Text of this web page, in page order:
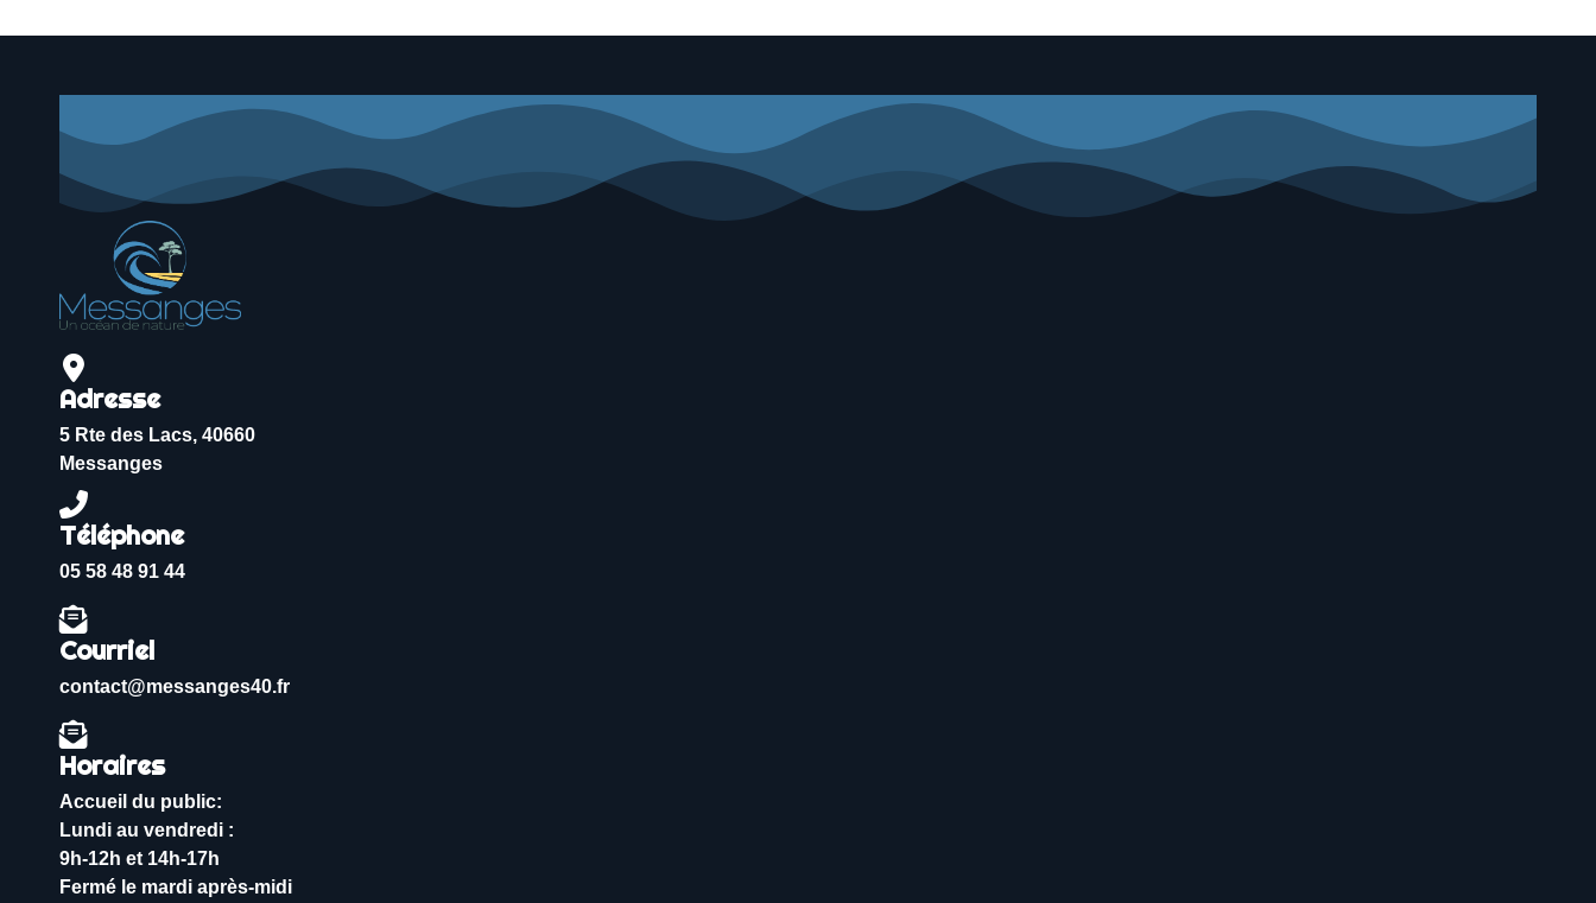
Adresse
5 Rte des Lacs, 40660
Messanges
Téléphone
05 58 48 91 44
Courriel
contact@messanges40.fr
Horaires
Accueil du public:
Lundi au vendredi :
9h-12h et 14h-17h
Fermé le mardi après-midi